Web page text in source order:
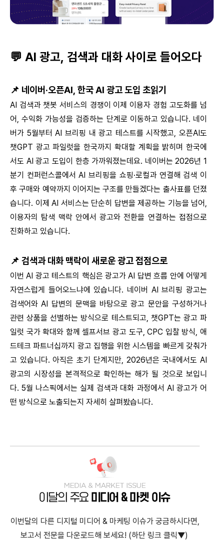
💬 AI 광고, 검색과 대화 사이로 들어오다
📌 네이버·오픈AI, 한국 AI 광고 도입 초읽기
AI 검색과 챗봇 서비스의 경쟁이 이제 이용자 경험 고도화를 넘
어, 수익화 가능성을 검증하는 단계로 이동하고 있습니다. 네이
버가 5월부터 AI 브리핑 내 광고 테스트를 시작했고, 오픈AI도
챗GPT 광고 파일럿을 한국까지 확대할 계획을 밝히며 한국에
서도 AI 광고 도입이 한층 가까워졌는데요. 네이버는 2026년 1
분기 컨퍼런스콜에서 AI 브리핑을 쇼핑·로컬과 연결해 검색 이
후 구매와 예약까지 이어지는 구조를 만들겠다는 출사표를 던졌
습니다. 이제 AI 서비스는 단순히 답변을 제공하는 기능을 넘어,
이용자의 탐색 맥락 안에서 광고와 전환을 연결하는 접점으로
진화하고 있습니다.
📌 검색과 대화 맥락이 새로운 광고 접점으로
이번 AI 광고 테스트의 핵심은 광고가 AI 답변 흐름 안에 어떻게
자연스럽게 들어오느냐에 있습니다. 네이버 AI 브리핑 광고는
검색어와 AI 답변의 문맥을 바탕으로 광고 문안을 구성하거나
관련 상품을 선별하는 방식으로 테스트되고, 챗GPT는 광고 파
일럿 국가 확대와 함께 셀프서브 광고 도구, CPC 입찰 방식, 애
드테크 파트너십까지 광고 집행을 위한 시스템을 빠르게 갖춰가
고 있습니다. 아직은 초기 단계지만, 2026년은 국내에서도 AI
광고의 시장성을 본격적으로 확인하는 해가 될 것으로 보입니
다. 5월 나스픽에서는 실제 검색과 대화 과정에서 AI 광고가 어
떤 방식으로 노출되는지 자세히 살펴봤습니다.
이번달의 다른 디지털 미디어 & 마케팅 이슈가 궁금하시다면,
보고서 전문을 다운로드해 보세요! (하단 링크 클릭▼)